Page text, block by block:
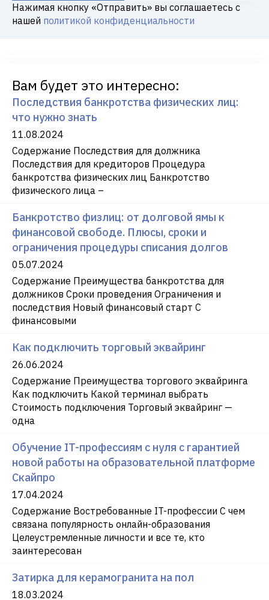
Нажимая кнопку «Отправить» вы соглашаетесь с
нашей политикой конфиденциальности
Вам будет это интересно:
Последствия банкротства физических лиц:
что нужно знать
11.08.2024
Содержание Последствия для должника
Последствия для кредиторов Процедура
банкротства физических лиц Банкротство
физического лица –
Банкротство физлиц: от долговой ямы к
финансовой свободе. Плюсы, сроки и
ограничения процедуры списания долгов
05.07.2024
Содержание Преимущества банкротства для
должников Сроки проведения Ограничения и
последствия Новый финансовый старт С
финансовыми
Как подключить торговый эквайринг
26.06.2024
Содержание Преимущества торгового эквайринга
Как подключить Какой терминал выбрать
Стоимость подключения Торговый эквайринг —
одна
Обучение IT-профессиям с нуля с гарантией
новой работы на образовательной платформе
Скайпро
17.04.2024
Содержание Востребованные IT-профессии С чем
связана популярность онлайн-образования
Целеустремленные личности и все те, кто
заинтересован
Затирка для керамогранита на пол
18.03.2024